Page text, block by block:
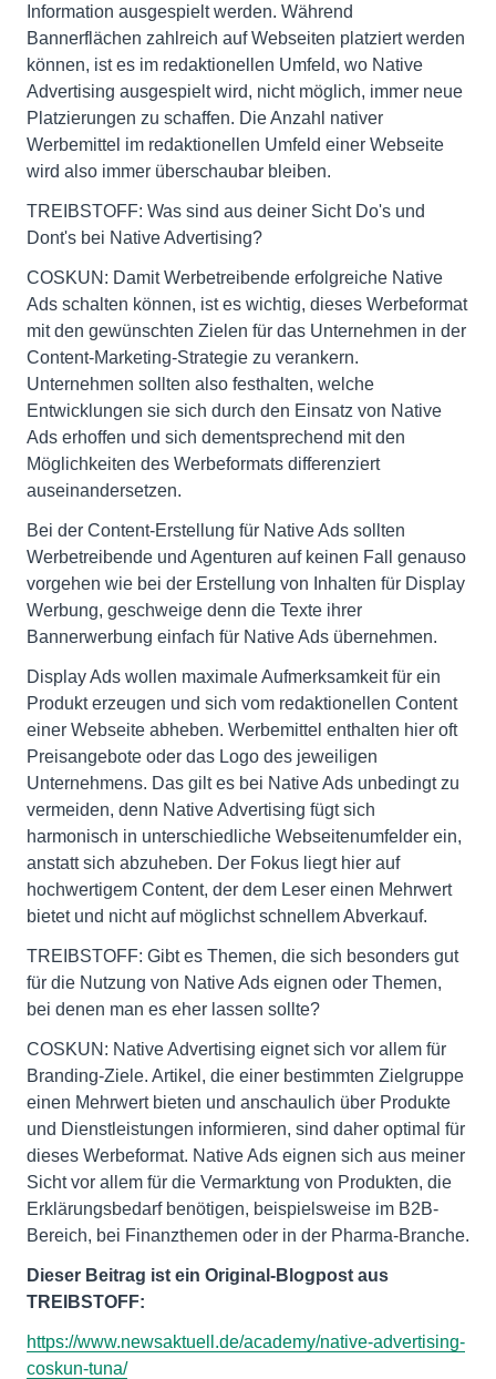
Information ausgespielt werden. Während
Bannerflächen zahlreich auf Webseiten platziert werden
können, ist es im redaktionellen Umfeld, wo Native
Advertising ausgespielt wird, nicht möglich, immer neue
Platzierungen zu schaffen. Die Anzahl nativer
Werbemittel im redaktionellen Umfeld einer Webseite
wird also immer überschaubar bleiben.
TREIBSTOFF: Was sind aus deiner Sicht Do's und
Dont's bei Native Advertising?
COSKUN: Damit Werbetreibende erfolgreiche Native
Ads schalten können, ist es wichtig, dieses Werbeformat
mit den gewünschten Zielen für das Unternehmen in der
Content-Marketing-Strategie zu verankern.
Unternehmen sollten also festhalten, welche
Entwicklungen sie sich durch den Einsatz von Native
Ads erhoffen und sich dementsprechend mit den
Möglichkeiten des Werbeformats differenziert
auseinandersetzen.
Bei der Content-Erstellung für Native Ads sollten
Werbetreibende und Agenturen auf keinen Fall genauso
vorgehen wie bei der Erstellung von Inhalten für Display
Werbung, geschweige denn die Texte ihrer
Bannerwerbung einfach für Native Ads übernehmen.
Display Ads wollen maximale Aufmerksamkeit für ein
Produkt erzeugen und sich vom redaktionellen Content
einer Webseite abheben. Werbemittel enthalten hier oft
Preisangebote oder das Logo des jeweiligen
Unternehmens. Das gilt es bei Native Ads unbedingt zu
vermeiden, denn Native Advertising fügt sich
harmonisch in unterschiedliche Webseitenumfelder ein,
anstatt sich abzuheben. Der Fokus liegt hier auf
hochwertigem Content, der dem Leser einen Mehrwert
bietet und nicht auf möglichst schnellem Abverkauf.
TREIBSTOFF: Gibt es Themen, die sich besonders gut
für die Nutzung von Native Ads eignen oder Themen,
bei denen man es eher lassen sollte?
COSKUN: Native Advertising eignet sich vor allem für
Branding-Ziele. Artikel, die einer bestimmten Zielgruppe
einen Mehrwert bieten und anschaulich über Produkte
und Dienstleistungen informieren, sind daher optimal für
dieses Werbeformat. Native Ads eignen sich aus meiner
Sicht vor allem für die Vermarktung von Produkten, die
Erklärungsbedarf benötigen, beispielsweise im B2B-
Bereich, bei Finanzthemen oder in der Pharma-Branche.
Dieser Beitrag ist ein Original-Blogpost aus
TREIBSTOFF:
https://www.newsaktuell.de/academy/native-advertising-
coskun-tuna/